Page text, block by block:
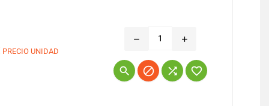
PRECIO UNIDAD
remove add
   